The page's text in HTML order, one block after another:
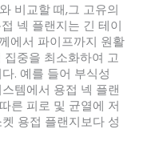
비교할 때,그 고유의
넥 플랜지는 긴 테이
에서 파이프까지 원활
중을 최소화하여 고
. 예를 들어 부식성
템에서 용접 넥 플랜
른 피로 및 균열에 저
용접 플랜지보다 성